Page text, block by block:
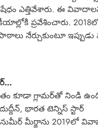
ఎత్తివేశారు. ఈ
ప్రవేశించారు.
నేర్చుకుంటూ
కూడా గ్లామర్‌తో నిండి
భారత టెన్నిస్ స్టార్
మీర్జాను 2019లో